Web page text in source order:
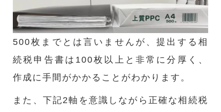
500枚までとは言いませんが、提出する相
続税申告書は100枚以上と非常に分厚く、
作成に手間がかかることがわかります。
また、下記2軸を意識しながら正確な相続税